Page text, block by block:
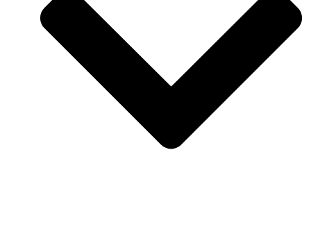
Uli Rothfuss
Harald Schwiers